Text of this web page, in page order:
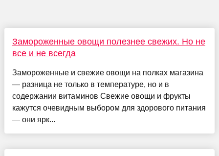
Замороженные овощи полезнее свежих. Но не
все и не всегда
Замороженные и свежие овощи на полках магазина
— разница не только в температуре, но и в
содержании витаминов Свежие овощи и фрукты
кажутся очевидным выбором для здорового питания
— они ярк...